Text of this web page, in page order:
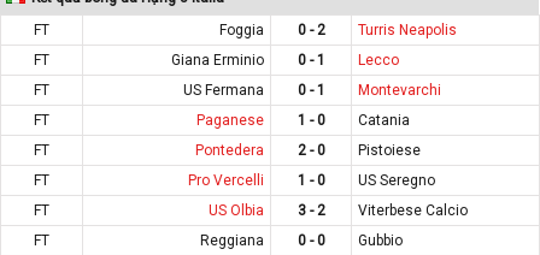
FT
Foggia 0 - 2
Turris Neapolis
FT
Giana Erminio 0 - 1
Lecco
FT
US Fermana 0 - 1
Montevarchi
FT
Paganese 1 - 0
Catania
FT
Pontedera 2 - 0
Pistoiese
FT
Pro Vercelli 1 - 0
US Seregno
FT
US Olbia 3 - 2
Viterbese Calcio
FT
Reggiana 0 - 0
Gubbio